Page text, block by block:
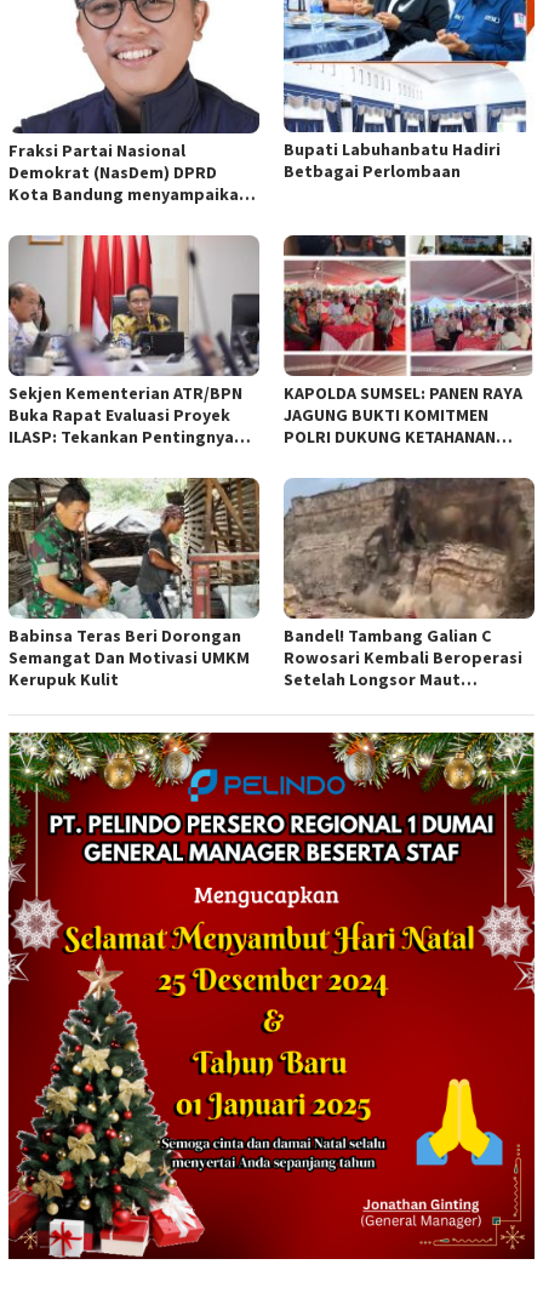
Fraksi Partai Nasional
Demokrat (NasDem) DPRD
Kota Bandung menyampaikan
empat Rancangan Peraturan
Daerah (Raperda) yang
diajukan Pemerintah Kota
Bandung
Bupati Labuhanbatu Hadiri
Betbagai Perlombaan
Sekjen Kementerian ATR/BPN
Buka Rapat Evaluasi Proyek
ILASP: Tekankan Pentingnya
Anggaran
KAPOLDA SUMSEL: PANEN RAYA
JAGUNG BUKTI KOMITMEN
POLRI DUKUNG KETAHANAN
Babinsa Teras Beri Dorongan
Semangat Dan Motivasi UMKM
Kerupuk Kulit
Bandel! Tambang Galian C
Rowosari Kembali Beroperasi
Setelah Longsor Maut